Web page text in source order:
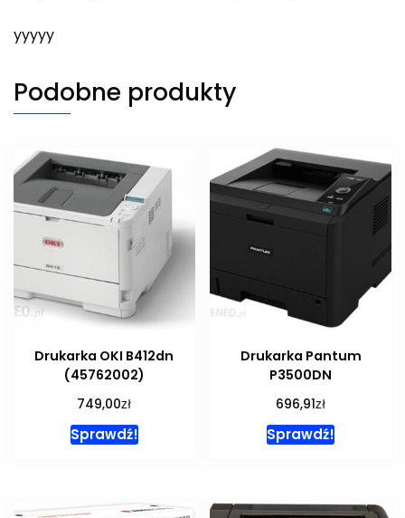
yyyyy
Podobne produkty
Drukarka OKI B412dn
(45762002)
749,00zł
Sprawdź!
Drukarka Pantum
P3500DN
696,91zł
Sprawdź!